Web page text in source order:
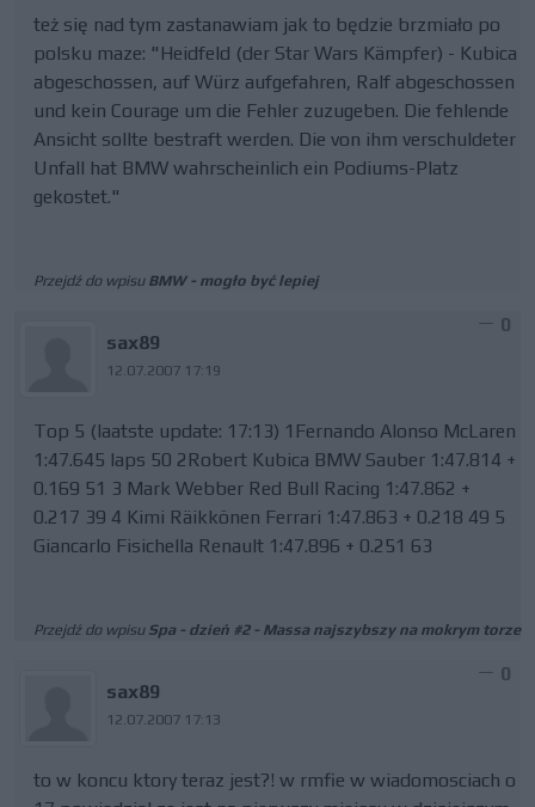
też się nad tym zastanawiam jak to będzie brzmiało po
polsku maze: "Heidfeld (der Star Wars Kämpfer) - Kubica
abgeschossen, auf Würz aufgefahren, Ralf abgeschossen
und kein Courage um die Fehler zuzugeben. Die fehlende
Ansicht sollte bestraft werden. Die von ihm verschuldeter
Unfall hat BMW wahrscheinlich ein Podiums-Platz
gekostet."
Przejdź do wpisu BMW - mogło być lepiej
sax89
12.07.2007 17:19
0
Top 5 (laatste update: 17:13) 1Fernando Alonso McLaren
1:47.645 laps 50 2Robert Kubica BMW Sauber 1:47.814 +
0.169 51 3 Mark Webber Red Bull Racing 1:47.862 +
0.217 39 4 Kimi Räikkönen Ferrari 1:47.863 + 0.218 49 5
Giancarlo Fisichella Renault 1:47.896 + 0.251 63
Przejdź do wpisu Spa - dzień #2 - Massa najszybszy na mokrym torze
sax89
12.07.2007 17:13
0
to w koncu ktory teraz jest?! w rmfie w wiadomosciach o